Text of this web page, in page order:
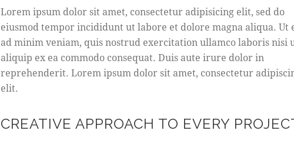
Lorem ipsum dolor sit amet, consectetur adipisicing elit, sed do
eiusmod tempor incididunt ut labore et dolore magna aliqua. Ut
ad minim veniam, quis nostrud exercitation ullamco laboris nisi
aliquip ex ea commodo consequat. Duis aute irure dolor in
reprehenderit. Lorem ipsum dolor sit amet, consectetur
elit.
CREATIVE APPROACH TO EVERY